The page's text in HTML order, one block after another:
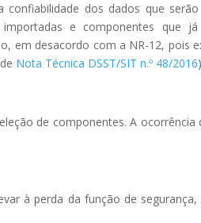
confiabilidade dos dados que
importadas e componentes que
em desacordo com a NR-12, pois
Nota Técnica DSST/SIT n.º 48/2016
de componentes. A
à perda da função de